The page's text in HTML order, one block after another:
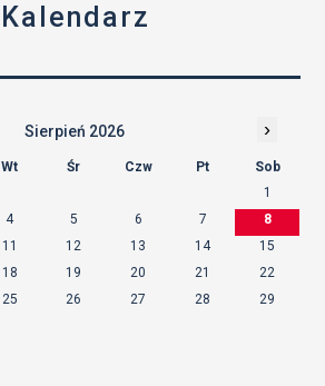
Kalendarz
Sierpień 2026 ›
Wt Śr Czw Pt
Sob
1
4 5 6 7
8
11 12 13 14
15
18 19 20 21
22
25 26 27 28
29